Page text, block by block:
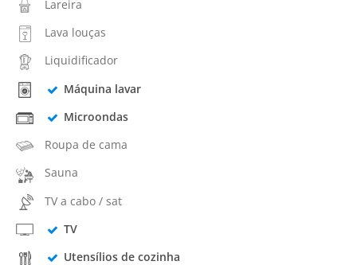
Lareira
Lava louças
Liquidificador
Máquina lavar
Microondas
Roupa de cama
Sauna
TV a cabo / sat
TV
Utensílios de cozinha